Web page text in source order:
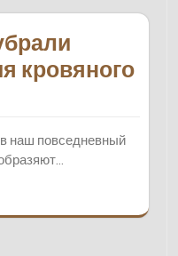
кровяного
наш повседневный